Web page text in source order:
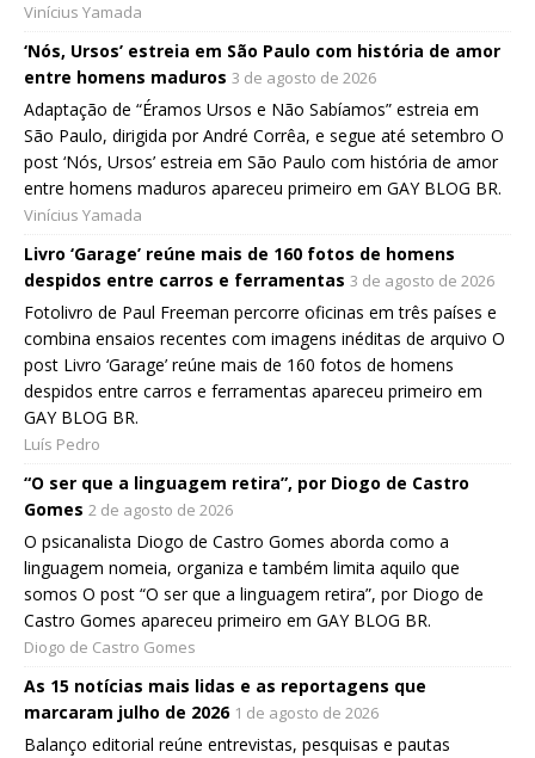
Vinícius Yamada
‘Nós, Ursos’ estreia em São Paulo com história de amor
entre homens maduros 3 de agosto de 2026
Adaptação de “Éramos Ursos e Não Sabíamos” estreia em
São Paulo, dirigida por André Corrêa, e segue até setembro O
post ‘Nós, Ursos’ estreia em São Paulo com história de amor
entre homens maduros apareceu primeiro em GAY BLOG BR.
Vinícius Yamada
Livro ‘Garage’ reúne mais de 160 fotos de homens
despidos entre carros e ferramentas 3 de agosto de 2026
Fotolivro de Paul Freeman percorre oficinas em três países e
combina ensaios recentes com imagens inéditas de arquivo O
post Livro ‘Garage’ reúne mais de 160 fotos de homens
despidos entre carros e ferramentas apareceu primeiro em
GAY BLOG BR.
Luís Pedro
“O ser que a linguagem retira”, por Diogo de Castro
Gomes 2 de agosto de 2026
O psicanalista Diogo de Castro Gomes aborda como a
linguagem nomeia, organiza e também limita aquilo que
somos O post “O ser que a linguagem retira”, por Diogo de
Castro Gomes apareceu primeiro em GAY BLOG BR.
Diogo de Castro Gomes
As 15 notícias mais lidas e as reportagens que
marcaram julho de 2026 1 de agosto de 2026
Balanço editorial reúne entrevistas, pesquisas e pautas